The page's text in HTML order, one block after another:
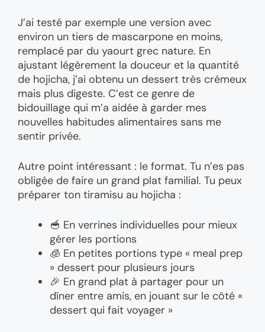
J’ai testé par exemple une version avec
environ un tiers de mascarpone en moins,
remplacé par du yaourt grec nature. En
ajustant légèrement la douceur et la quantité
de hojicha, j’ai obtenu un dessert très crémeux
mais plus digeste. C’est ce genre de
bidouillage qui m’a aidée à garder mes
nouvelles habitudes alimentaires sans me
sentir privée.
Autre point intéressant : le format. Tu n’es pas
obligée de faire un grand plat familial. Tu peux
préparer ton tiramisu au hojicha :
🥣 En verrines individuelles pour mieux
gérer les portions
🧊 En petites portions type « meal prep
» dessert pour plusieurs jours
🎉 En grand plat à partager pour un
dîner entre amis, en jouant sur le côté «
dessert qui fait voyager »